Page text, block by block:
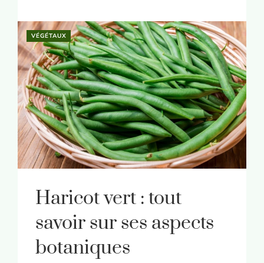
VÉGÉTAUX
Haricot vert : tout
savoir sur ses aspects
botaniques